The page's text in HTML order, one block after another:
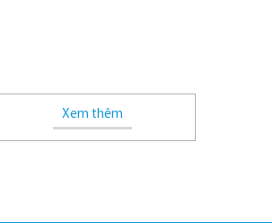
Xem thêm